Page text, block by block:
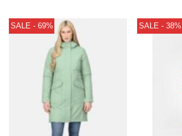
SALE - 69% SALE - 38%